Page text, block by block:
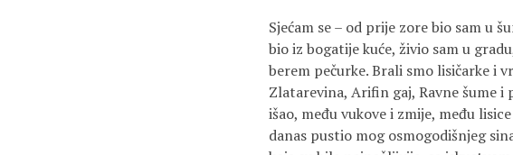
Sjećam se – od prije zore bio sam u
bio iz bogatije kuće, živio sam u
berem pečurke. Brali smo lisičarke i
Zlatarevina, Arifin gaj, Ravne šume i
išao, među vukove i zmije, među
danas pustio mog osmogodišnjeg